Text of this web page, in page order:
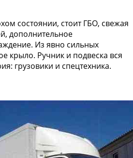
состоянии, стоит ГБО, свежая
дополнительное
Из явно сильных
крыло. Ручник и подвеска вся
грузовики и спецтехника.